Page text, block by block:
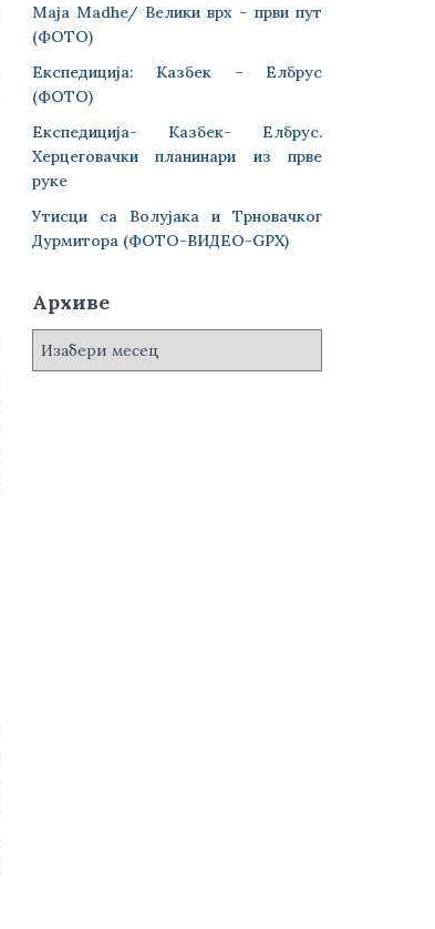
Maja Madhe/ Велики врх – први пут
(ФОТО)
Експедиција: Казбек – Елбрус
(ФОТО)
Експедиција- Казбек- Елбрус.
Херцеговачки планинари из прве
руке
Утисци са Волујака и Трновачког
Дурмитора (ФОТО-ВИДЕО-GPX)
Архиве